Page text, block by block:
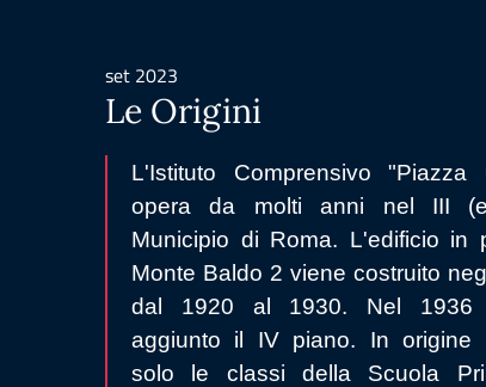
set 2023
Le Origini
L'Istituto Comprensivo "Piazza
opera da molti anni nel III
Municipio di Roma. L'edificio in
Monte Baldo 2 viene costruito
dal 1920 al 1930. Nel 1936
aggiunto il IV piano. In origine
solo le classi della Scuola